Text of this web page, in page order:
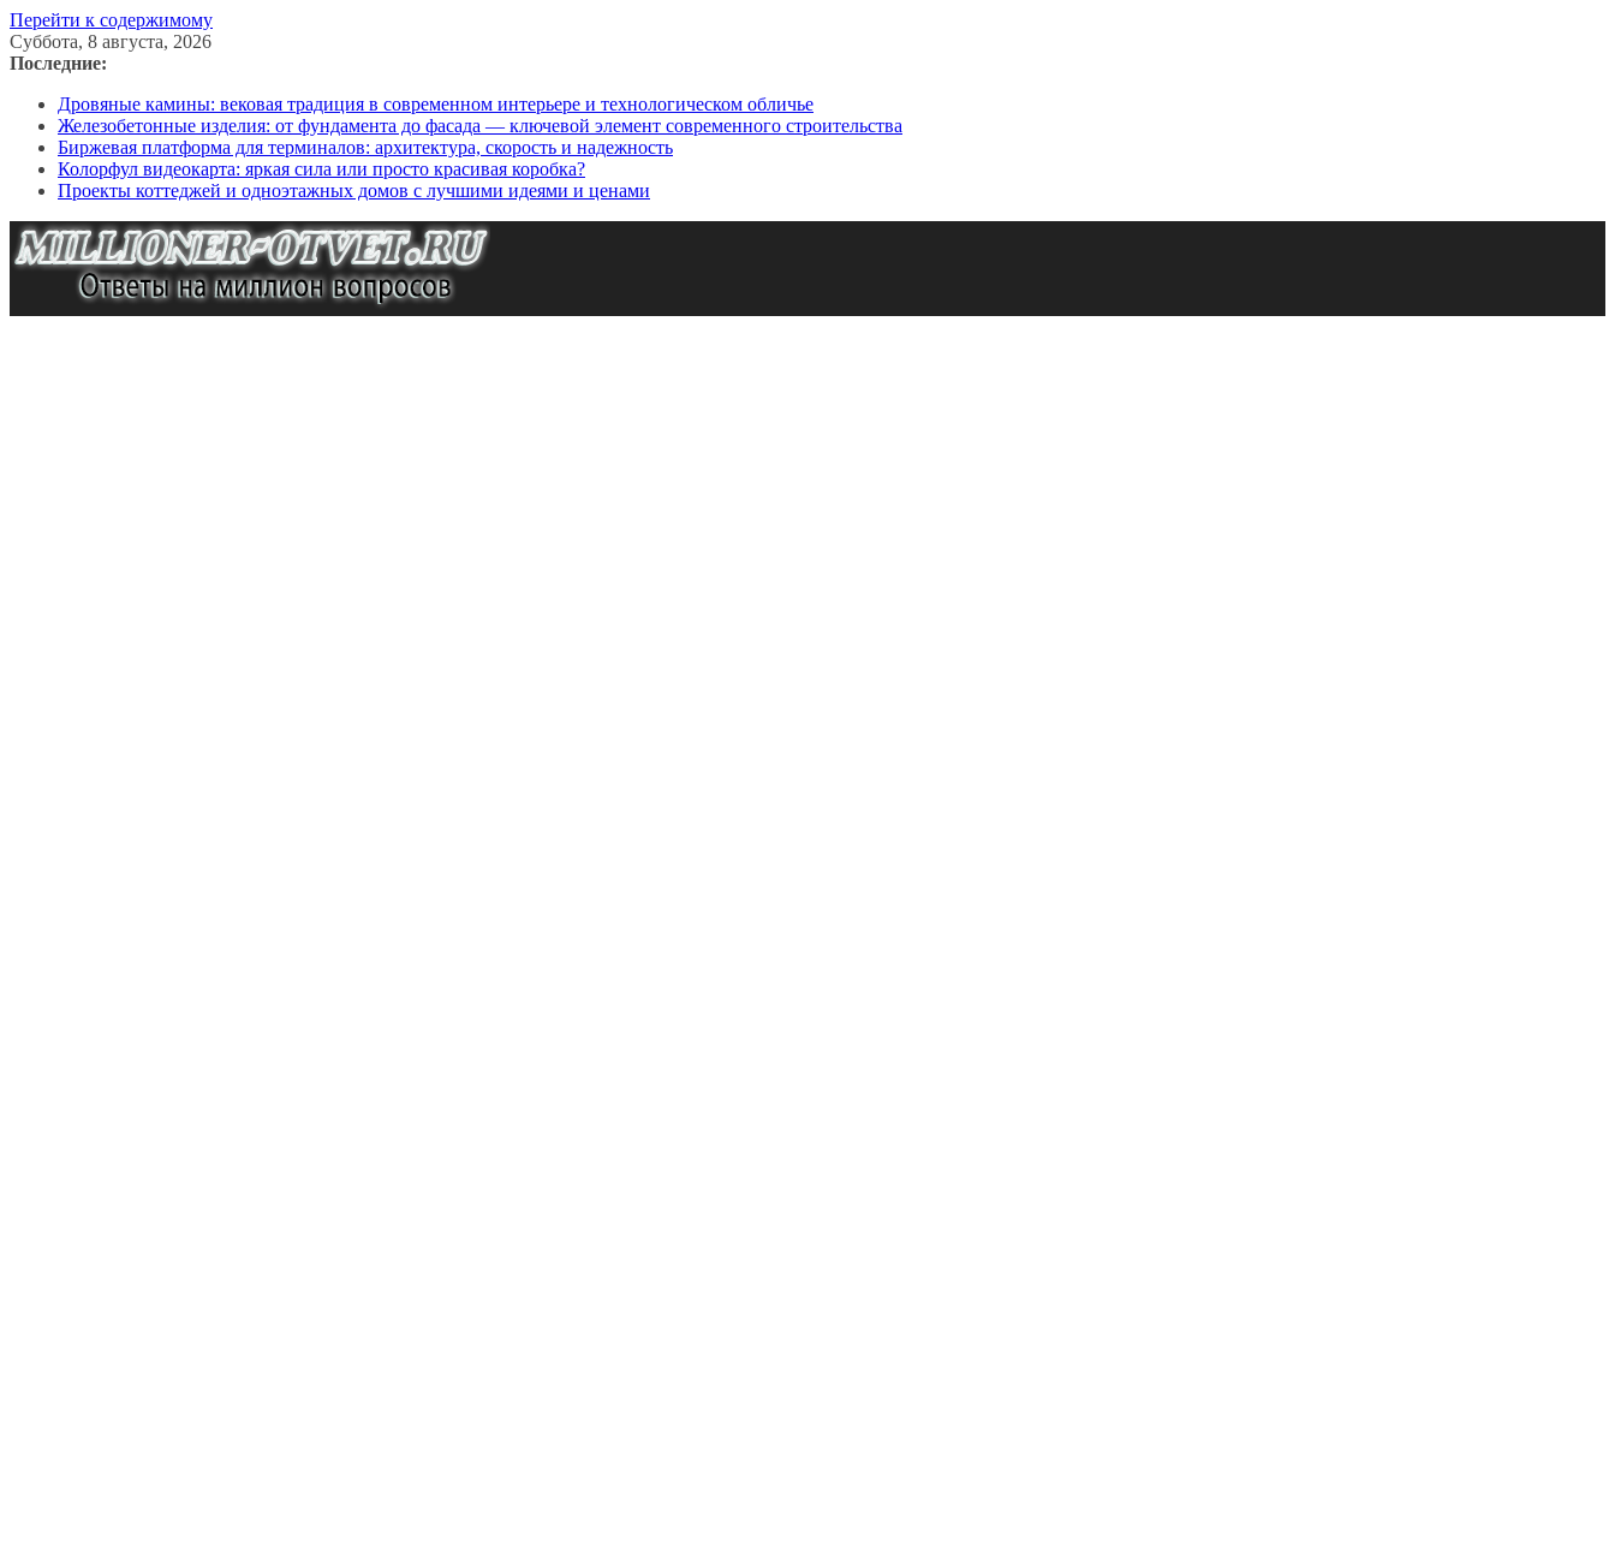
Перейти к содержимому
Суббота, 8 августа, 2026
Последние:
Дровяные камины: вековая традиция в современном интерьере и технологическом обличье
Железобетонные изделия: от фундамента до фасада — ключевой элемент современного строительства
Биржевая платформа для терминалов: архитектура, скорость и надежность
Колорфул видеокарта: яркая сила или просто красивая коробка?
Проекты коттеджей и одноэтажных домов с лучшими идеями и ценами